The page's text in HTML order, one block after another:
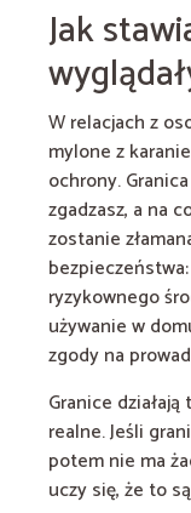
Jak
W relacjach z
mylone z
ochrony.
zgadzasz, a na
zostanie
ryzykownego
używanie w
zgody na
Granice
realne. Jeśli
potem nie ma
uczy się, że to